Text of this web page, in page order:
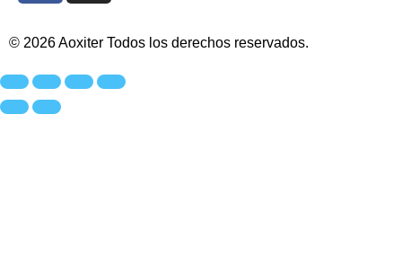
© 2026 Aoxiter Todos los derechos reservados.